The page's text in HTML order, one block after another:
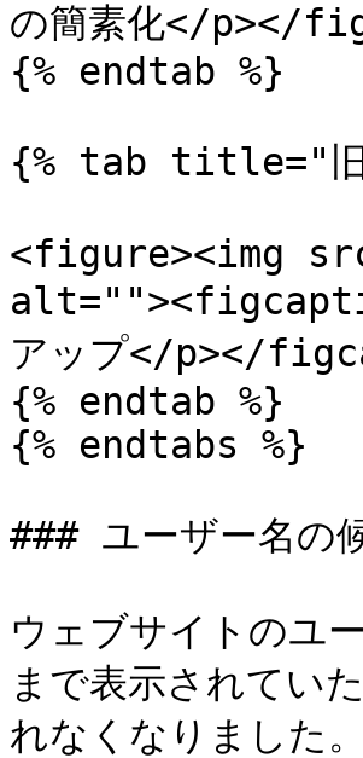
の簡素化</p></
{% endtab %}
{% tab title="
<figure><img
アップ</p></
{% endtab %}
{% endtabs %}
### ユーザー名の
ウェブサイトのユ
まで表示されてい
れなくなりました。